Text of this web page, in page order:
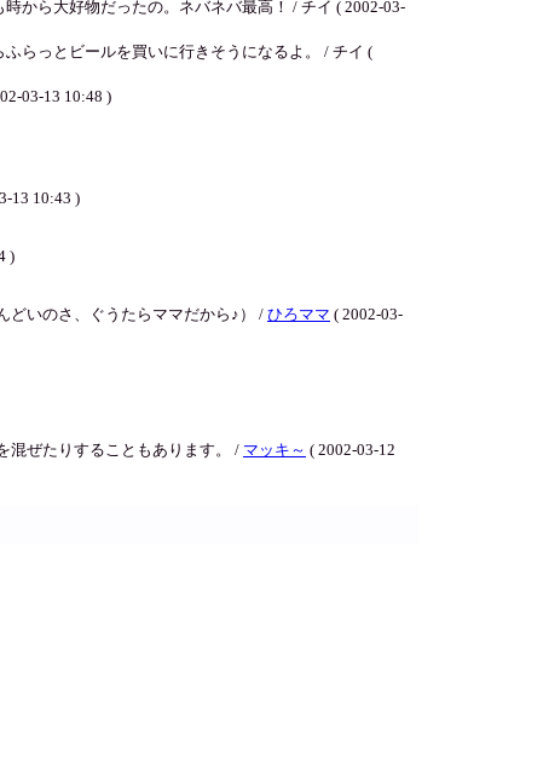
から大好物だったの。ネバネバ最高！ / チイ ( 2002-03-
らっとビールを買いに行きそうになるよ。 / チイ (
03-13 10:48 )
13 10:43 )
)
どいのさ、ぐうたらママだから♪） / ひろママ ( 2002-03-
混ぜたりすることもあります。 / マッキ～ ( 2002-03-12